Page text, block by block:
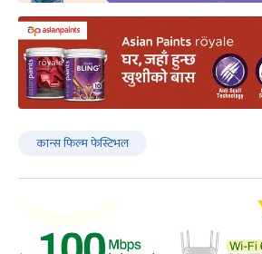
कान्स फिल्म फेस्टिभल